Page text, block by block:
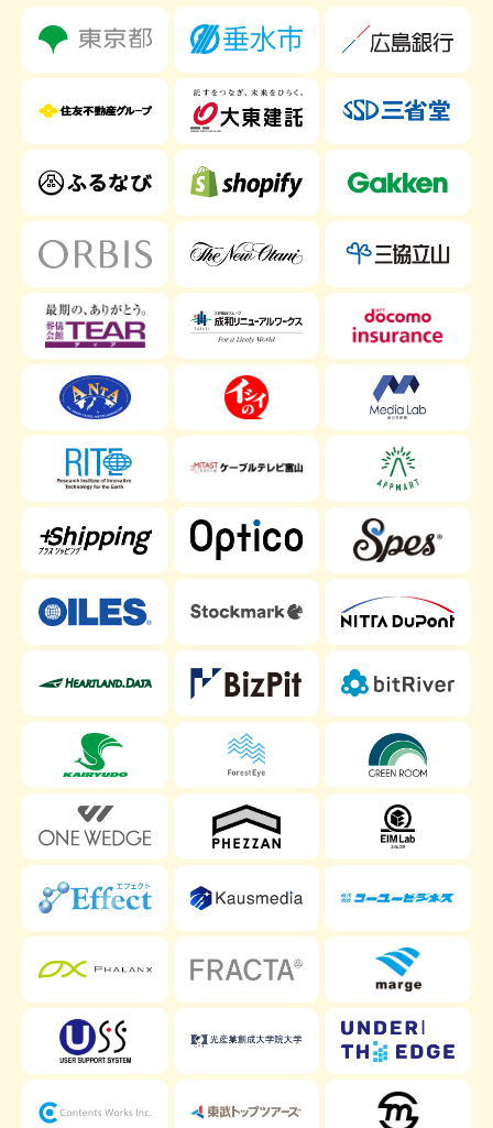
/home/systemalij/mvsk.jp/public_html/wp-
content/themes/source_tcd045/search_area_interview.php
on line
26
リクルート・採用動画
Warning
: Undefined array key "interview_category" in
/home/systemalij/mvsk.jp/public_html/wp-
content/themes/source_tcd045/search_area_interview.php
教育・研修動画
業界
Warning
: Undefined array key "industry" in
/home/systemalij/mvsk.jp/public_html/wp-
content/themes/source_tcd045/search_area_interview.php
on line
54
ITWarning
:
Undefined
array key
in
/home/
content/
コ
ン
サ
ル
Warningarray key
"industry"
/home/systemalij/mvsk.jp/public_html/
content/themes/source_tcd045/
サ
ビ
ス
Warning
Undefined
array key
"industry"
/home/
content/
メー
カ
ー・
製造
Warning
Undefined
array key
"industry"
/home/systemalij/mvsk.jp/
content/themes/source_tcd045/
流Warning
Undefined
array key
"industry"content/
教
育・
出版
Warning
Undefined
array key
"industry"
/home/systemalij/mvsk.jp/
content/themes/source_tcd045/
建
設・
産
Warning
Undefined
array key
"industry"
in
/home/